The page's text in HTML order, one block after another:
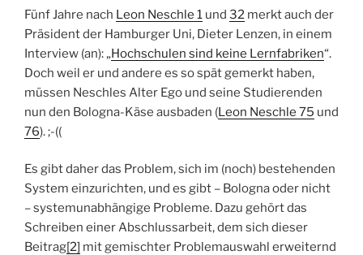
Fünf Jahre nach Leon Neschle 1 und 32 merkt auch der
Präsident der Hamburger Uni, Dieter Lenzen, in einem
Interview (an): „Hochschulen sind keine Lernfabriken“.
Doch weil er und andere es so spät gemerkt haben,
müssen Neschles Alter Ego und seine Studierenden
nun den Bologna-Käse ausbaden (Leon Neschle 75 und
76). ;-((
Es gibt daher das Problem, sich im (noch) bestehenden
System einzurichten, und es gibt – Bologna oder nicht
– systemunabhängige Probleme. Dazu gehört das
Schreiben einer Abschlussarbeit, dem sich dieser
Beitrag[2] mit gemischter Problemauswahl erweiternd